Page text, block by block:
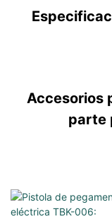
Accesorios
parte